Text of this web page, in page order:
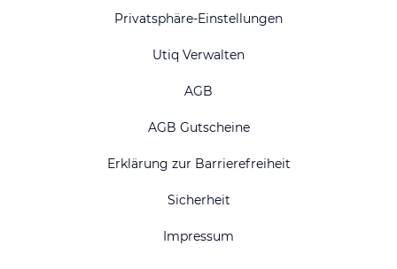
Privatsphäre-Einstellungen
Utiq Verwalten
AGB
AGB Gutscheine
Erklärung zur Barrierefreiheit
Sicherheit
Impressum